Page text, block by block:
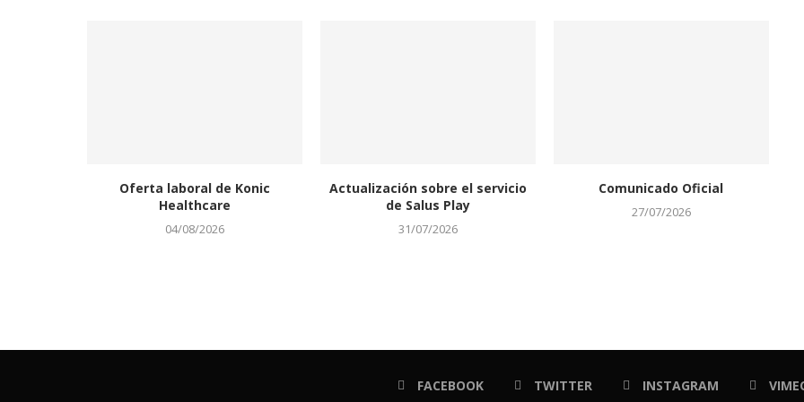
Oferta laboral de Konic
Healthcare
04/08/2026
Actualización sobre el servicio
de Salus Play
31/07/2026
Comunicado Oficial
27/07/2026
FACEBOOK TWITTER INSTAGRAM